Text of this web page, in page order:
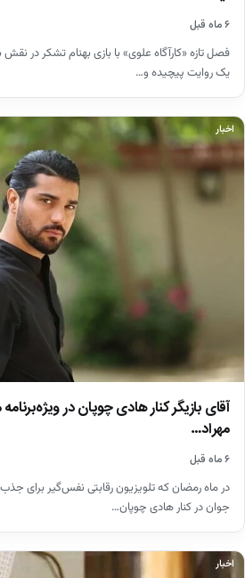
۶ ماه قبل
فصل تازه «کارآگاه علوی» با بازی بهنام تشکر در نقش
یک روایت پیچیده و…
اخبار
آقای بازیگر کنار هادی چوپان در
مهراد…
۶ ماه قبل
در ماه رمضان که تلویزیون رقابتی نفس‌گیر برای
جوان در کنار هادی چوپان…
اخبار